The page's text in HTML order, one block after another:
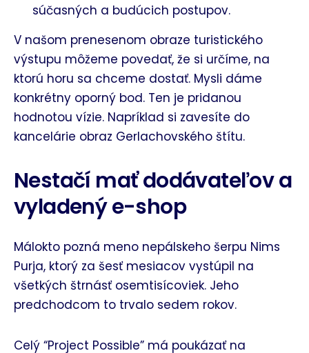
súčasných a budúcich postupov.
V našom prenesenom obraze turistického
výstupu môžeme povedať, že si určíme, na
ktorú horu sa chceme dostať. Mysli dáme
konkrétny oporný bod. Ten je pridanou
hodnotou vízie. Napríklad si zavesíte do
kancelárie obraz Gerlachovského štítu.
Nestačí mať dodávateľov a
vyladený e-shop
Málokto pozná meno nepálskeho šerpu Nims
Purja, ktorý za šesť mesiacov vystúpil na
všetkých štrnásť osemtisícoviek. Jeho
predchodcom to trvalo sedem rokov.
Celý “Project Possible” má poukázať na